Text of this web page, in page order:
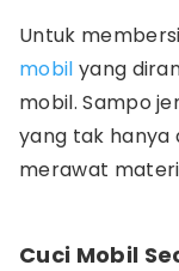
Untuk
mobil yang
mobil. Sampo
yang tak hanya
merawat
Cuci Mobil